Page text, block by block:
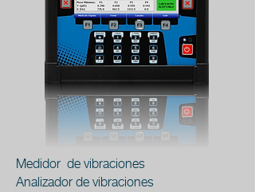
Medidor de vibraciones
Analizador de vibraciones